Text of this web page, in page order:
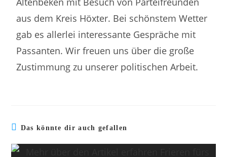
aus dem Kreis Höxter. Bei schönstem Wetter
gab es allerlei interessante Gespräche mit
Passanten. Wir freuen uns über die große
Zustimmung zu unserer politischen Arbeit.
Das könnte dir auch gefallen